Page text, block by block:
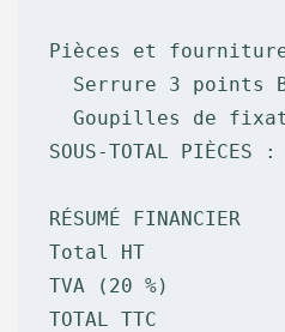
Pièces et
Serrure 3 points
Goupilles de
SOUS-TOTAL PIÈCES
RÉSUMÉ FINANCIER
Total HT
TVA (20 %)
TOTAL TTC